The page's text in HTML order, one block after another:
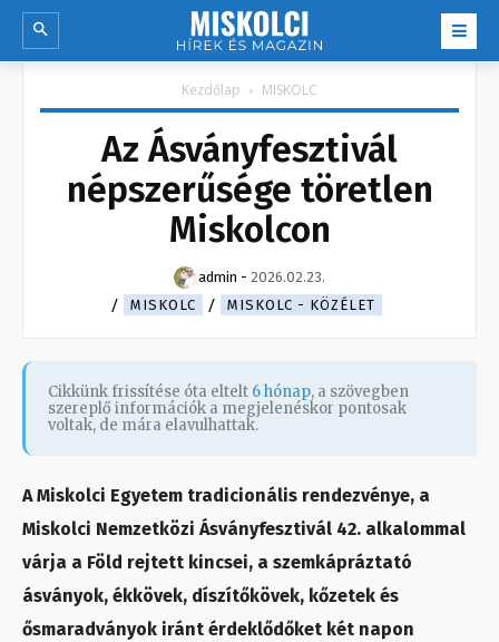
Kezdőlap MISKOLC
Az Ásványfesztivál
népszerűsége töretlen
Miskolcon
admin - 2026.02.23.
MISKOLC
MISKOLC - KÖZÉLET
Cikkünk frissítése óta eltelt 6 hónap, a szövegben
szereplő információk a megjelenéskor pontosak
voltak, de mára elavulhattak.
A Miskolci Egyetem tradicionális rendezvénye, a
Miskolci Nemzetközi Ásványfesztivál 42. alkalommal
várja a Föld rejtett kincsei, a szemkápráztató
ásványok, ékkövek, díszítőkövek, kőzetek és
ősmaradványok iránt érdeklődőket két napon